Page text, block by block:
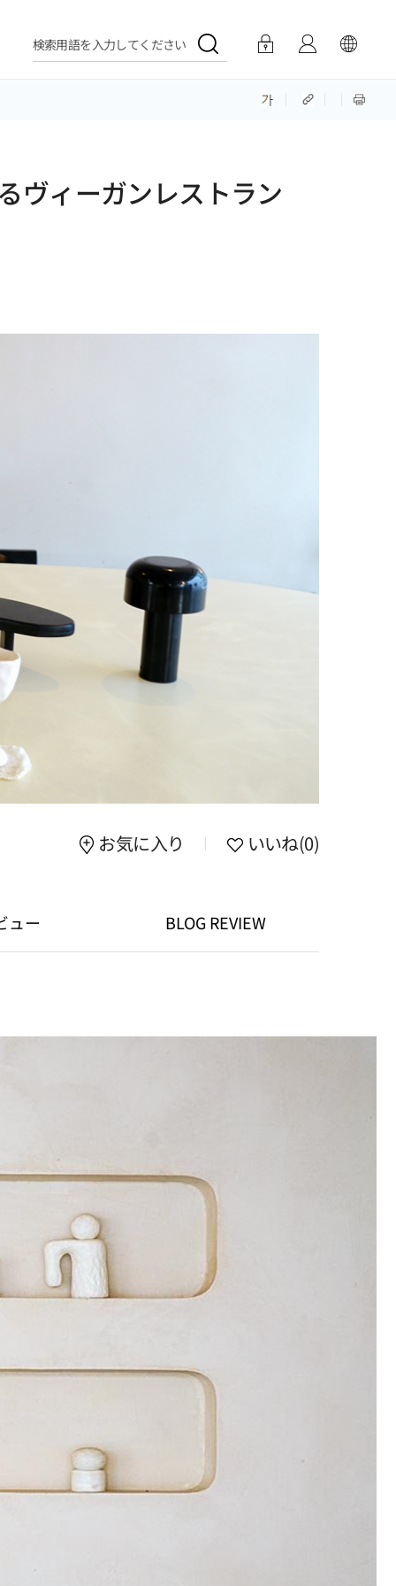
検索用語を入力してください
ヴィーガンレストラン
お気に入り いいね(0)
ュー BLOG REVIEW